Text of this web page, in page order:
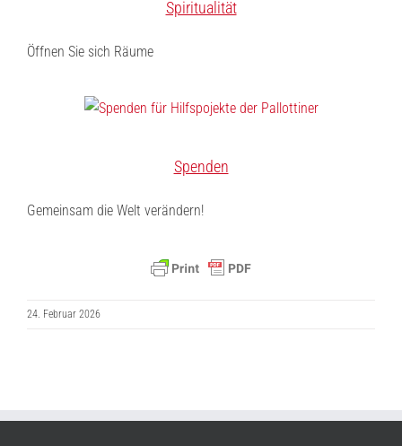
Spiritualität
Öffnen Sie sich Räume
Spenden
Gemeinsam die Welt verändern!
24. Februar 2026